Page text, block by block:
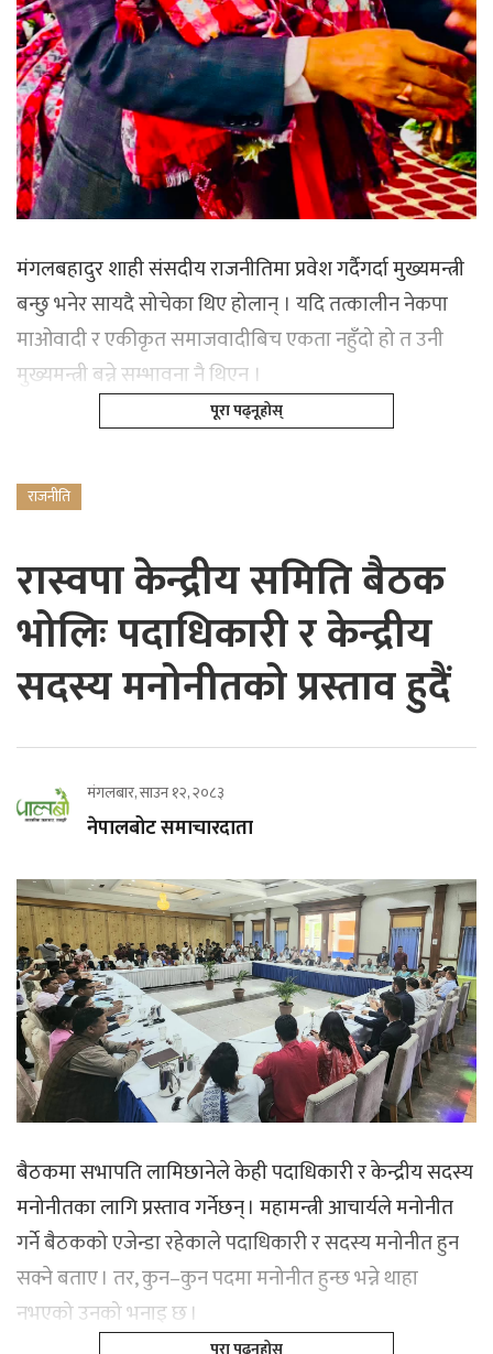
मंगलबहादुर शाही संसदीय राजनीतिमा प्रवेश गर्दैगर्दा मुख्यमन्त्री
बन्छु भनेर सायदै सोचेका थिए होलान् । यदि तत्कालीन नेकपा
माओवादी र एकीकृत समाजवादीबिच एकता नहुँदो हो त उनी
मुख्यमन्त्री बन्ने सम्भावना नै थिएन ।
पूरा पढ्नूहोस्
राजनीति
रास्वपा केन्द्रीय समिति बैठक
भोलिः पदाधिकारी र केन्द्रीय
सदस्य मनोनीतको प्रस्ताव हुदैं
मंगलबार, साउन १२, २०८३
नेपालबोट समाचारदाता
बैठकमा सभापति लामिछानेले केही पदाधिकारी र केन्द्रीय सदस्य
मनोनीतका लागि प्रस्ताव गर्नेछन् । महामन्त्री आचार्यले मनोनीत
गर्ने बैठकको एजेन्डा रहेकाले पदाधिकारी र सदस्य मनोनीत हुन
सक्ने बताए । तर, कुन–कुन पदमा मनोनीत हुन्छ भन्ने थाहा
नभएको उनको भनाइ छ ।
पूरा पढ्नूहोस्